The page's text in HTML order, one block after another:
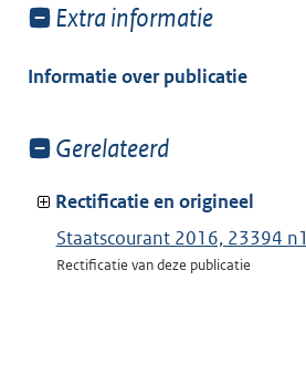
Toon
van:
Extra informatie
Informatie over publicatie
Toon
van:
Gerelateerd
Rectificatie en origineel
Staatscourant 2016, 23394 n1
Rectificatie van deze publicatie